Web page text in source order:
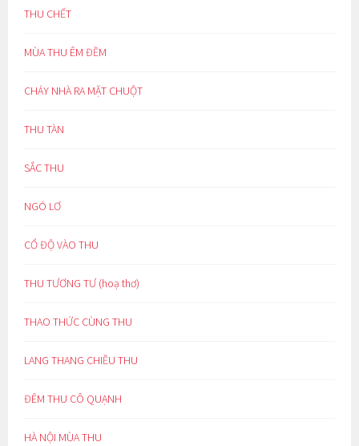
THU CHẾT
MÙA THU ÊM ĐỀM
CHÁY NHÀ RA MẶT CHUỘT
THU TÀN
SẮC THU
NGÓ LƠ
CỔ ĐỘ VÀO THU
THU TƯƠNG TƯ (hoạ thơ)
THAO THỨC CÙNG THU
LANG THANG CHIỀU THU
ĐÊM THU CÔ QUẠNH
HÀ NỘI MÙA THU